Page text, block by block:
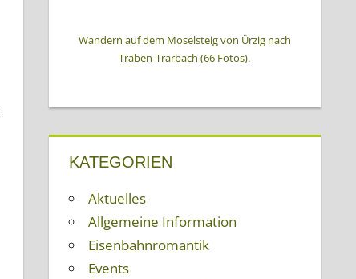
Wandern auf dem Moselsteig von Ürzig nach
Traben-Trarbach (66 Fotos).
KATEGORIEN
Aktuelles
Allgemeine Information
Eisenbahnromantik
Events